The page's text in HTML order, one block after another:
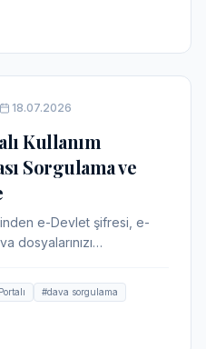
18.07.2026
Kullanım
Sorgulama ve
e-Devlet şifresi, e-
dosyalarınızı
Bu
dosya sorgulama ve
sunulmaktadır.
#dava sorgulama